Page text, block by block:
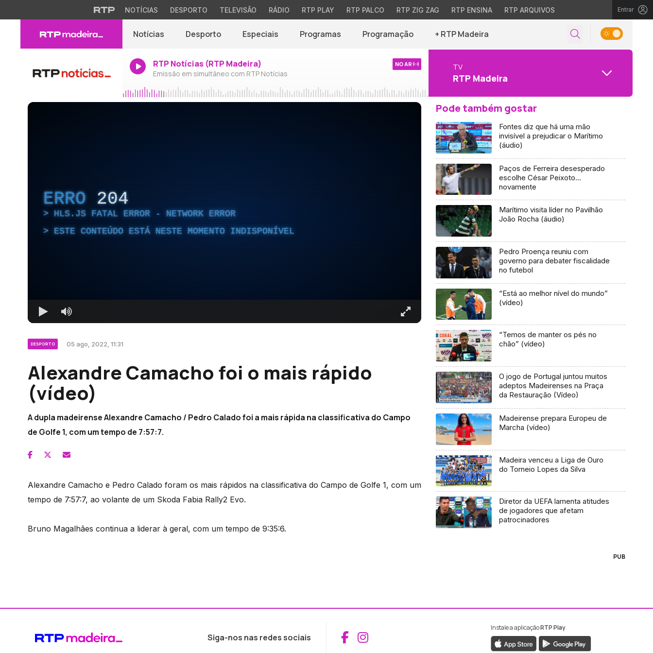
NOTÍCIAS DESPORTO TELEVISÃO RÁDIO RTP PLAY RTP PALCO RTP ZIG ZAG RTP ENSINA RTP ARQUIVOS Entrar
Notícias Desporto Especiais Programas Programação + RTP Madeira
RTP Notícias (RTP Madeira)
Emissão em simultâneo com RTP Notícias
NO AR TV
RTP Madeira
ERRO 204
HLS.JS FATAL ERROR - NETWORK ERROR
ESTE CONTEÚDO ESTÁ NESTE MOMENTO INDISPONÍVEL
DESPORTO 05 ago, 2022, 11:31
Alexandre Camacho foi o mais rápido
(vídeo)
A dupla madeirense Alexandre Camacho / Pedro Calado foi a mais rápida na classificativa do Campo
de Golfe 1, com um tempo de 7:57:7.
Alexandre Camacho e Pedro Calado foram os mais rápidos na classificativa do Campo de Golfe 1, com um
tempo de 7:57:7, ao volante de um Skoda Fabia Rally2 Evo.
Bruno Magalhães continua a liderar à geral, com um tempo de 9:35:6.
Pode também gostar
Fontes diz que há uma mão
invisível a prejudicar o Marítimo
(áudio)
Paços de Ferreira desesperado
escolhe César Peixoto…
novamente
Marítimo visita líder no Pavilhão
João Rocha (áudio)
Pedro Proença reuniu com
governo para debater fiscalidade
no futebol
“Está ao melhor nível do mundo”
(vídeo)
“Temos de manter os pés no
chão” (vídeo)
O jogo de Portugal juntou muitos
adeptos Madeirenses na Praça
da Restauração (Vídeo)
Madeirense prepara Europeu de
Marcha (vídeo)
Madeira venceu a Liga de Ouro
do Torneio Lopes da Silva
Diretor da UEFA lamenta atitudes
de jogadores que afetam
patrocinadores
PUB
Siga-nos nas redes sociais Aceder ao Facebook da RTP Madeira
Aceder ao Instagram da RTP Madeira
Instale a aplicaçãoRTP Play